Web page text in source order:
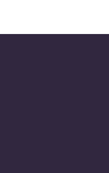
baseret på dine behov.
for det bedste køb. Alle